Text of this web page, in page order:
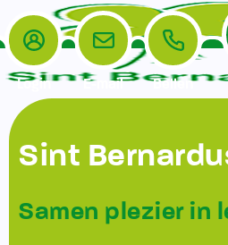
Home
De School
Veiligheidsplan
Het Team
Ouders
TussenSchoolse
Login E-mail Bellen
Sint
Samen plezier in